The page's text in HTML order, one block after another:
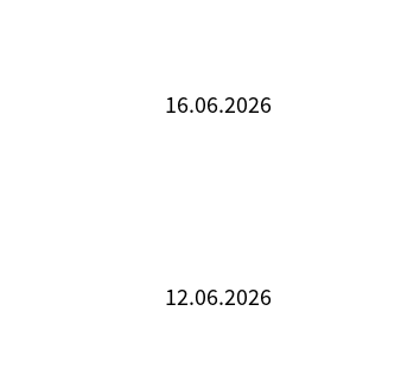
16.06.2026
12.06.2026